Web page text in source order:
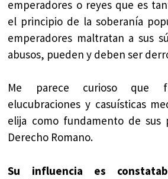
emperadores o reyes que es
el principio de la soberanía
emperadores maltratan a sus
abusos, pueden y deben ser
Me parece curioso que
elucubraciones y casuísticas
elija como fundamento de sus
Derecho Romano.
Su influencia es